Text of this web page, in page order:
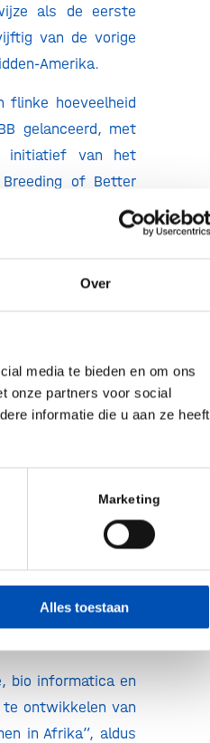
Over
media te bieden en om ons
onze partners voor social
informatie die u aan ze heeft
Marketing
Alles toestaan
als de eerste
van de vorige
Amerika.
hoeveelheid
gelanceerd, met
initiatief van het
of Better
en het
Dit gebeurt door
bananenrassen en
het programma.
naar bananen, elk
van zogeheten
effectievere wijze
middel van deze
test aangeeft dat
van de
resistent maken
bio informatica en
ontwikkelen van
in Afrika”, aldus